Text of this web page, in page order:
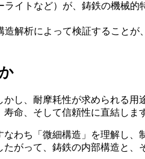
イトなど）が、鋳鉄の機械
解析によって検証すること
し、耐摩耗性が求められる
命、そして信頼性に直結しま
わち「微細構造」を理解し
がって、鋳鉄の内部構造と、